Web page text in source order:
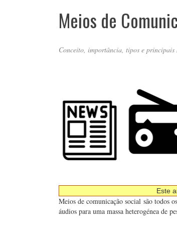
Meios de
Conceito, importância, tipos e
Este
Meios de comunicação social são todos
áudios para uma massa heterogénea de